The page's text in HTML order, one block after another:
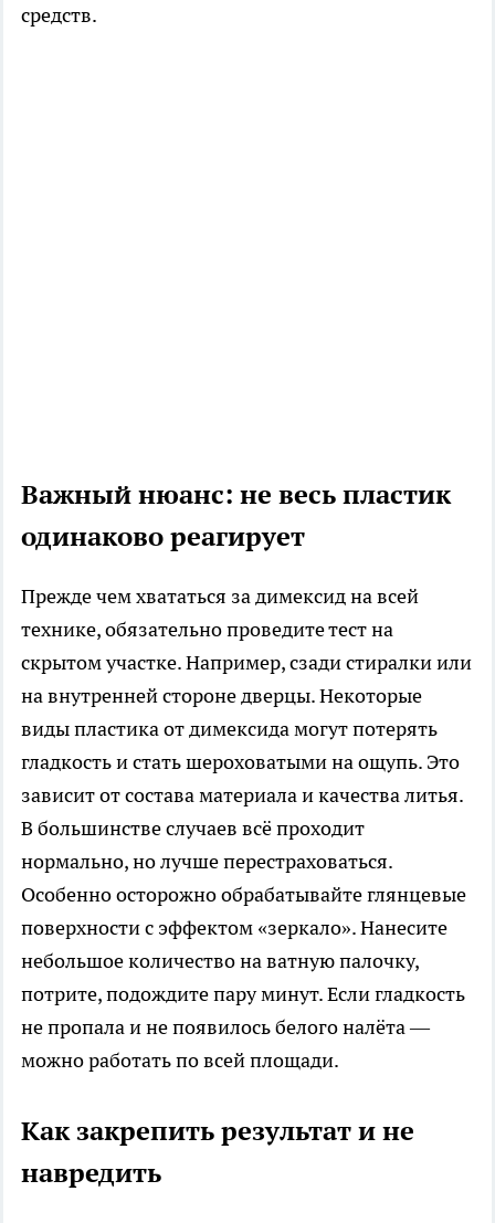
средств.
Важный нюанс: не весь пластик
одинаково реагирует
Прежде чем хвататься за димексид на всей
технике, обязательно проведите тест на
скрытом участке. Например, сзади стиралки или
на внутренней стороне дверцы. Некоторые
виды пластика от димексида могут потерять
гладкость и стать шероховатыми на ощупь. Это
зависит от состава материала и качества литья.
В большинстве случаев всё проходит
нормально, но лучше перестраховаться.
Особенно осторожно обрабатывайте глянцевые
поверхности с эффектом «зеркало». Нанесите
небольшое количество на ватную палочку,
потрите, подождите пару минут. Если гладкость
не пропала и не появилось белого налёта —
можно работать по всей площади.
Как закрепить результат и не
навредить